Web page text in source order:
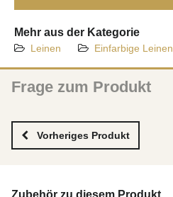
Mehr aus der Kategorie
Leinen Einfarbige Leinen
Frage zum Produkt
NAMEVorheriges Produkt
Zubehör zu diesem Produkt